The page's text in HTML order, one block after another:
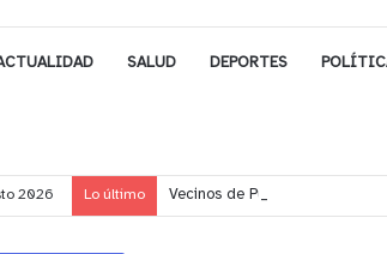
SALUD DEPORTES
2026 Lo último Vecinos de Puchuncaví